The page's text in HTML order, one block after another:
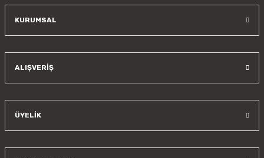
KURUMSAL
ALIŞVERİŞ
ÜYELİK